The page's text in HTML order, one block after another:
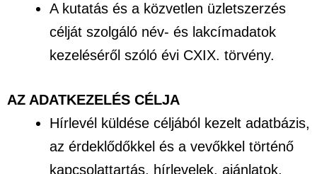
A kutatás és a közvetlen üzletszerzés
célját szolgáló név- és lakcímadatok
kezeléséről szóló évi CXIX. törvény.
AZ ADATKEZELÉS CÉLJA
Hírlevél küldése céljából kezelt adatbázis,
az érdeklődőkkel és a vevőkkel történő
kapcsolattartás, hírlevelek, ajánlatok,